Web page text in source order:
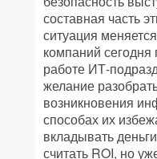
составная часть
ситуация
компаний сегодня
работе ИТ-
желание
возникновения
способах их
вкладывать
считать ROI, но